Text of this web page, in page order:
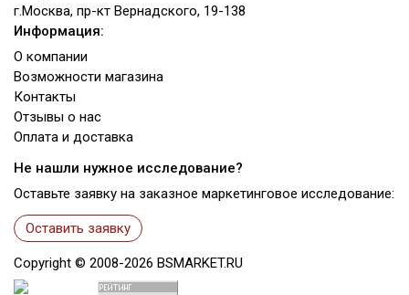
г.Москва, пр-кт Вернадского, 19-138
Информация:
О компании
Возможности магазина
Контакты
Отзывы о нас
Оплата и доставка
Не нашли нужное исследование?
Оставьте заявку на заказное маркетинговое исследование:
Оставить заявку
Copyright © 2008-2026 BSMARKET.RU